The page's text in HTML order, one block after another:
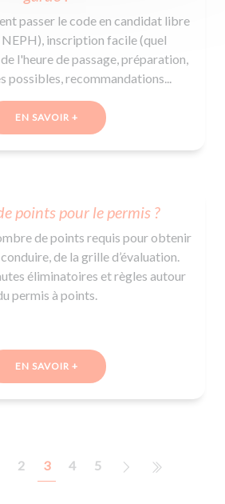
passer le code en candidat libre
NEPH), inscription facile (quel
l'heure de passage, préparation,
possibles, recommandations...
EN SAVOIR +
points pour le permis ?
de points requis pour obtenir
de la grille d’évaluation.
éliminatoires et règles autour
permis à points.
EN SAVOIR +
2 3 4 5